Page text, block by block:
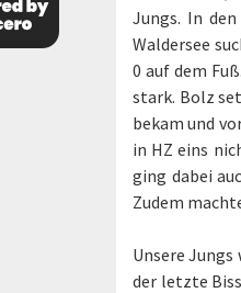
Jungs. In
Waldersee
0 auf dem
stark. Bolz
bekam und
in HZ eins
ging dabei
Zudem
Unsere
der letzte